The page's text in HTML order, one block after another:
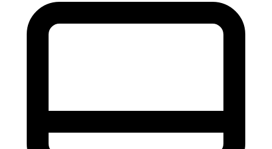
EU.
pequeños y medianos. reCAPTCHA Enterprise se factura